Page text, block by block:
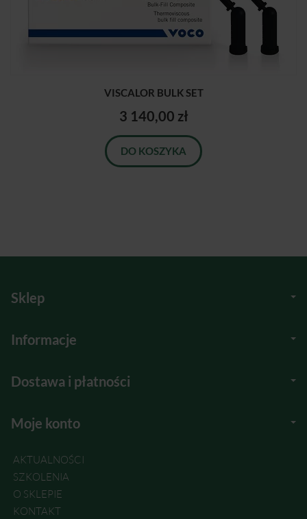
VISCALOR BULK SET
3 140,00 zł
DO KOSZYKA
Sklep
Informacje
Dostawa i płatności
Moje konto
AKTUALNOŚCI
SZKOLENIA
O SKLEPIE
KONTAKT